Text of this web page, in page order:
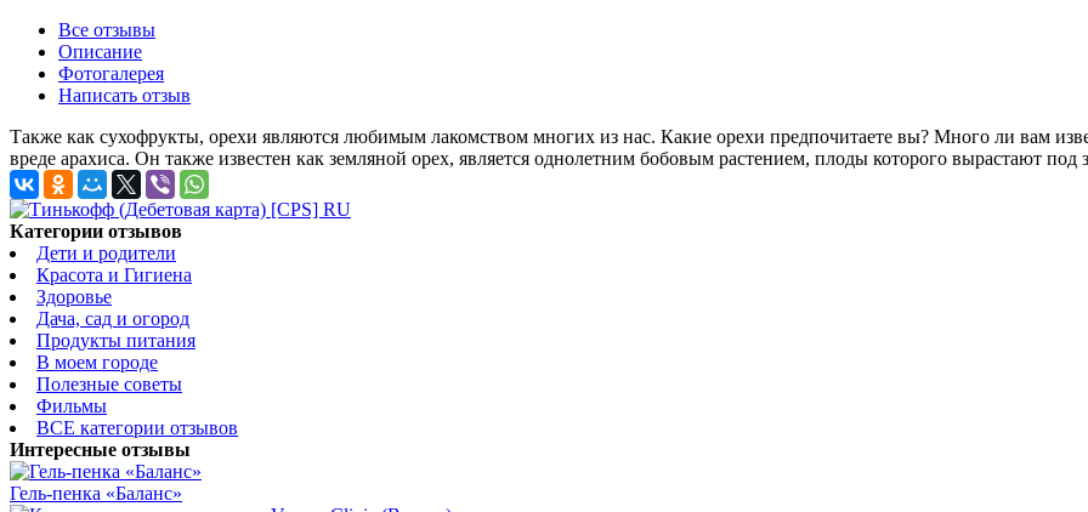
Все отзывы
Описание
Фотогалерея
Написать отзыв
Также как сухофрукты, орехи являются любимым лакомством многих из нас. Какие орехи предпочитаете вы? Много ли вам
вреде арахиса. Он также известен как земляной орех, является однолетним бобовым растением, плоды которого вырастают под
Категории отзывов
Дети и родители
Красота и Гигиена
Здоровье
Дача, сад и огород
Продукты питания
В моем городе
Полезные советы
Фильмы
ВСЕ категории отзывов
Интересные отзывы
Гель-пенка «Баланс»